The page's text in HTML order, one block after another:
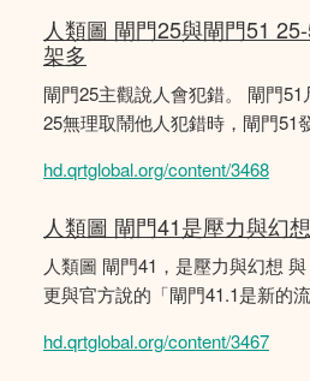
人類圖 閘門25與閘門51
架多
閘門25主觀說人會犯錯。 閘門
25無理取鬧他人犯錯時，閘門51
hd.qrtglobal.org/content/3468
人類圖 閘門41是壓力與幻
人類圖 閘門41，是壓力與幻想 與
更與官方說的「閘門41.1是新的流
hd.qrtglobal.org/content/3467